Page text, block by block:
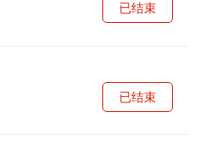
已结束
已结束